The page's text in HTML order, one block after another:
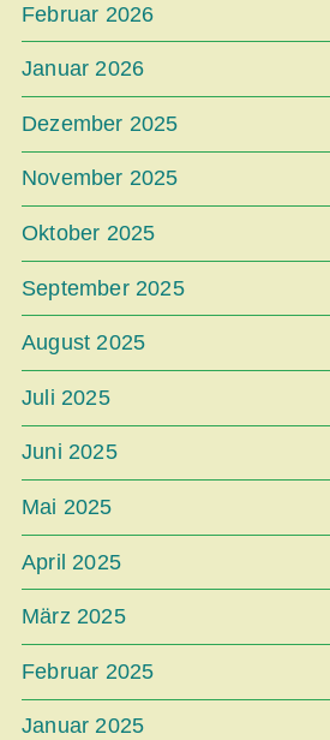
Februar 2026
Januar 2026
Dezember 2025
November 2025
Oktober 2025
September 2025
August 2025
Juli 2025
Juni 2025
Mai 2025
April 2025
März 2025
Februar 2025
Januar 2025